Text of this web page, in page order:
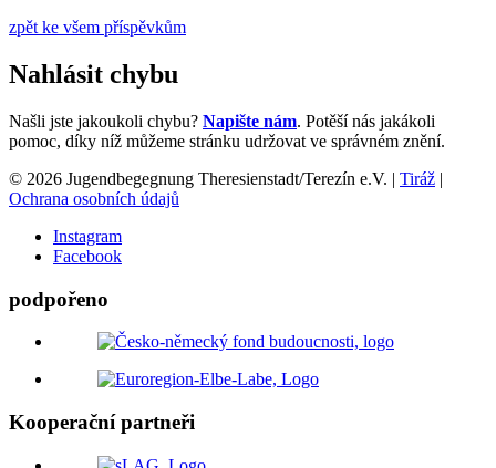
zpět ke všem příspěvkům
Nahlásit chybu
Našli jste jakoukoli chybu? Napište nám. Potěší nás jakákoli
pomoc, díky níž můžeme stránku udržovat ve správném znění.
© 2026 Jugendbegegnung Theresienstadt/Terezín e.V. | Tiráž |
Ochrana osobních údajů
Instagram
Facebook
podpořeno
Kooperační partneři